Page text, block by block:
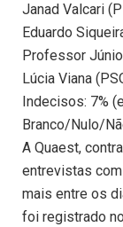
Janad Valcari
Eduardo
Professor
Lúcia Viana
Indecisos: 7%
Branco/Nulo/
A Quaest,
entrevistas
mais entre os
foi registrado